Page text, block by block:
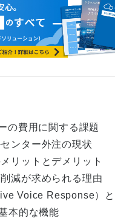
の費用に関する課題
ンター外注の現状
リットとデメリット
減が求められる理由
Voice Response）と
本的な機能